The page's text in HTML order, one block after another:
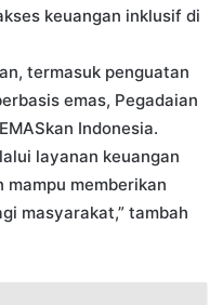
keuangan inklusif di
termasuk penguatan
emas, Pegadaian
Indonesia.
layanan keuangan
mampu memberikan
masyarakat,” tambah